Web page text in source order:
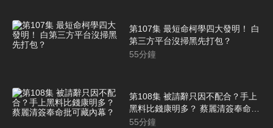
第107集 最短命柯學四大發明！ 白
第三方平台沒掃黑先打包？
55分鐘
第108集 被請辭只因不配合？手上
黑料比錢康明多？ 蔡麗清簽奉命批
可藏內幕？
55分鐘